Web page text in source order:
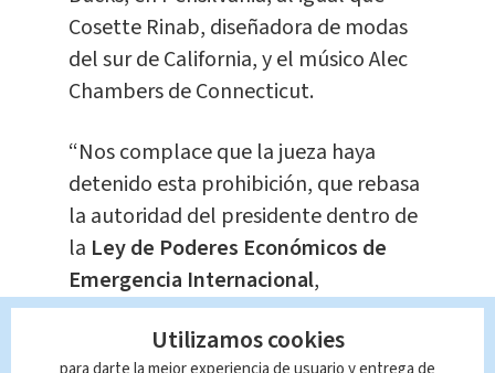
Cosette Rinab, diseñadora de modas
del sur de California, y el músico Alec
Chambers de Connecticut.
“Nos complace que la jueza haya
detenido esta prohibición, que rebasa
la autoridad del presidente dentro de
la Ley de Poderes Económicos de
Emergencia Internacional,
concretamente partes de la ley que
reflejan el profundo compromiso de
Utilizamos cookies